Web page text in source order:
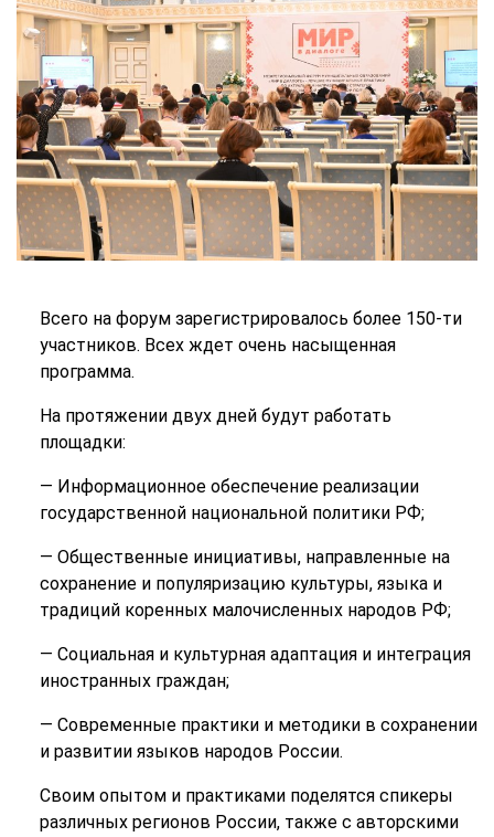
Всего на форум зарегистрировалось более 150-ти
участников. Всех ждет очень насыщенная
программа.
На протяжении двух дней будут работать
площадки:
— Информационное обеспечение реализации
государственной национальной политики РФ;
— Общественные инициативы, направленные на
сохранение и популяризацию культуры, языка и
традиций коренных малочисленных народов РФ;
— Социальная и культурная адаптация и интеграция
иностранных граждан;
— Современные практики и методики в сохранении
и развитии языков народов России.
Своим опытом и практиками поделятся спикеры
различных регионов России, также с авторскими